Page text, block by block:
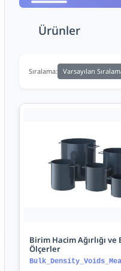
Ürünler
Sıralama: Varsayılan
Birim Hacim Ağırlığı ve
Ölçerler